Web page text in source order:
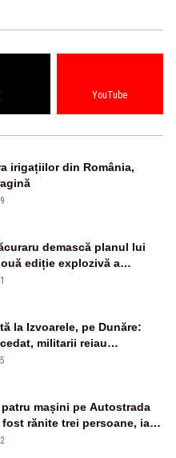
YouTube
irigațiilor din România,
demască planul lui
ediție explozivă a
Zilei” la Realitatea PLUS
la Izvoarele, pe Dunăre:
militarii reiau
– VIDEO
mașini pe Autostrada
rănite trei persoane, iar
cu dificultate